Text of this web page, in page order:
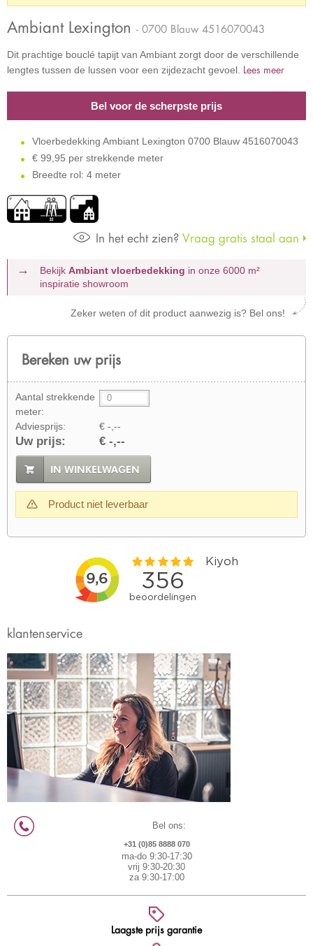
Ambiant Lexington - 0700 Blauw 4516070043
Dit prachtige bouclé tapijt van Ambiant zorgt door de verschillende
lengtes tussen de lussen voor een zijdezacht gevoel. Lees meer
Bel voor de scherpste prijs
Vloerbedekking Ambiant Lexington 0700 Blauw 4516070043
€ 99,95 per strekkende meter
Breedte rol: 4 meter
In het echt zien? Vraag gratis staal aan
Bekijk Ambiant vloerbedekking in onze 6000 m²
inspiratie showroom
Zeker weten of dit product aanwezig is? Bel ons!
Bereken uw prijs
Aantal strekkende
meter:
Adviesprijs:
€ -,--
Uw prijs: € -,--
IN WINKELWAGEN
Product niet leverbaar
klantenservice
Bel ons:
+31 (0)85 8888 070
ma-do 9:30-17:30
vrij 9:30-20:30
za 9:30-17:00
Laagste prijs garantie